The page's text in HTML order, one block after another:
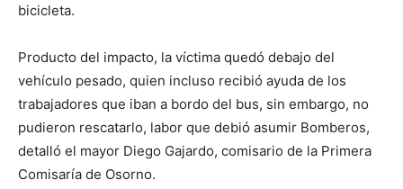
bicicleta.
Producto del impacto, la víctima quedó debajo del
vehículo pesado, quien incluso recibió ayuda de los
trabajadores que iban a bordo del bus, sin embargo, no
pudieron rescatarlo, labor que debió asumir Bomberos,
detalló el mayor Diego Gajardo, comisario de la Primera
Comisaría de Osorno.